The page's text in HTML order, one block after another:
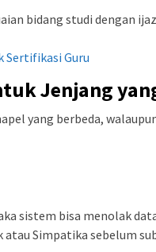
bidang studi dengan
Sertifikasi Guru
Jenjang
yang berbeda,
sistem bisa menolak
atau Simpatika sebelum